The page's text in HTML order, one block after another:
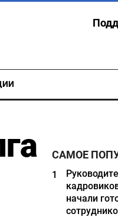
САМОЕ
1
начали